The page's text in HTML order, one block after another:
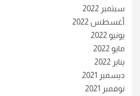
سبتمبر 2022
أغسطس 2022
يونيو 2022
مايو 2022
يناير 2022
ديسمبر 2021
نوفمبر 2021